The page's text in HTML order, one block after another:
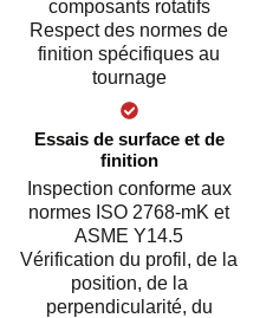
composants rotatifs
Respect des normes de
finition spécifiques au
tournage
Essais de surface et de
finition
Inspection conforme aux
normes ISO 2768-mK et
ASME Y14.5
Vérification du profil, de la
position, de la
perpendicularité, du